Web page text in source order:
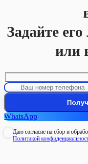
Задайте
или
WhatsApp
Даю согласие на сбор и
Политикой